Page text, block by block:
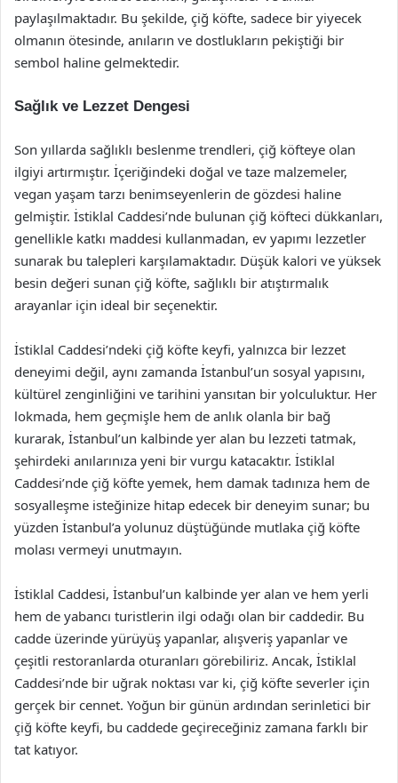
paylaşılmaktadır. Bu şekilde, çiğ köfte, sadece bir yiyecek
olmanın ötesinde, anıların ve dostlukların pekiştiği bir
sembol haline gelmektedir.
Sağlık ve Lezzet Dengesi
Son yıllarda sağlıklı beslenme trendleri, çiğ köfteye olan
ilgiyi artırmıştır. İçeriğindeki doğal ve taze malzemeler,
vegan yaşam tarzı benimseyenlerin de gözdesi haline
gelmiştir. İstiklal Caddesi’nde bulunan çiğ köfteci dükkanları,
genellikle katkı maddesi kullanmadan, ev yapımı lezzetler
sunarak bu talepleri karşılamaktadır. Düşük kalori ve yüksek
besin değeri sunan çiğ köfte, sağlıklı bir atıştırmalık
arayanlar için ideal bir seçenektir.
İstiklal Caddesi’ndeki çiğ köfte keyfi, yalnızca bir lezzet
deneyimi değil, aynı zamanda İstanbul’un sosyal yapısını,
kültürel zenginliğini ve tarihini yansıtan bir yolculuktur. Her
lokmada, hem geçmişle hem de anlık olanla bir bağ
kurarak, İstanbul’un kalbinde yer alan bu lezzeti tatmak,
şehirdeki anılarınıza yeni bir vurgu katacaktır. İstiklal
Caddesi’nde çiğ köfte yemek, hem damak tadınıza hem de
sosyalleşme isteğinize hitap edecek bir deneyim sunar; bu
yüzden İstanbul’a yolunuz düştüğünde mutlaka çiğ köfte
molası vermeyi unutmayın.
İstiklal Caddesi, İstanbul’un kalbinde yer alan ve hem yerli
hem de yabancı turistlerin ilgi odağı olan bir caddedir. Bu
cadde üzerinde yürüyüş yapanlar, alışveriş yapanlar ve
çeşitli restoranlarda oturanları görebiliriz. Ancak, İstiklal
Caddesi’nde bir uğrak noktası var ki, çiğ köfte severler için
gerçek bir cennet. Yoğun bir günün ardından serinletici bir
çiğ köfte keyfi, bu caddede geçireceğiniz zamana farklı bir
tat katıyor.